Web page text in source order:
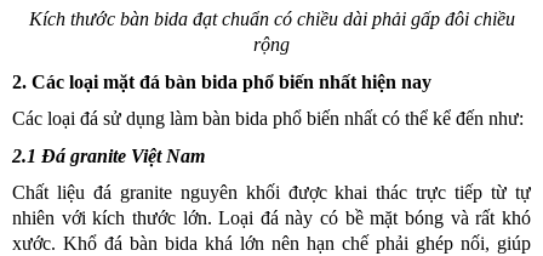
Kích thước bàn bida đạt chuẩn có chiều dài phải gấp đôi chiều
rộng
2. Các loại mặt đá bàn bida phổ biến nhất hiện nay
Các loại đá sử dụng làm bàn bida phổ biến nhất có thể kể đến như:
2.1 Đá granite Việt Nam
Chất liệu đá granite nguyên khối được khai thác trực tiếp từ tự
nhiên với kích thước lớn. Loại đá này có bề mặt bóng và rất khó
xước. Khổ đá bàn bida khá lớn nên hạn chế phải ghép nối, giúp